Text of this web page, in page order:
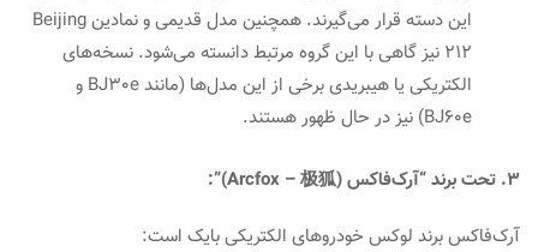
این دسته قرار می‌گیرند. همچنین مدل قدیمی و نمادین Beijing
212 نیز گاهی با این گروه مرتبط دانسته می‌شود. نسخه‌های
الکتریکی یا هیبریدی برخی از این مدل‌ها (مانند BJ30e و
BJ60e) نیز در حال ظهور هستند.
3. تحت برند “آرک‌فاکس (Arcfox – 极狐)”:
آرک‌فاکس برند لوکس خودروهای الکتریکی بایک است: